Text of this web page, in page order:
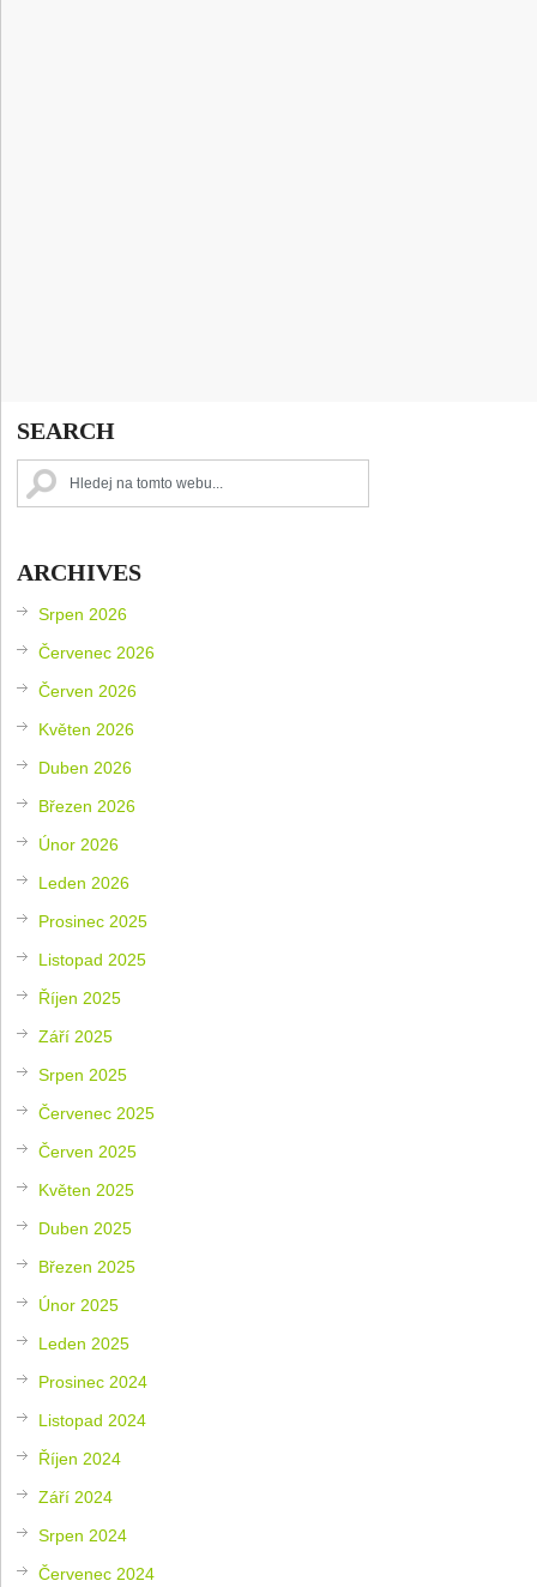
SEARCH
ARCHIVES
Srpen 2026
Červenec 2026
Červen 2026
Květen 2026
Duben 2026
Březen 2026
Únor 2026
Leden 2026
Prosinec 2025
Listopad 2025
Říjen 2025
Září 2025
Srpen 2025
Červenec 2025
Červen 2025
Květen 2025
Duben 2025
Březen 2025
Únor 2025
Leden 2025
Prosinec 2024
Listopad 2024
Říjen 2024
Září 2024
Srpen 2024
Červenec 2024